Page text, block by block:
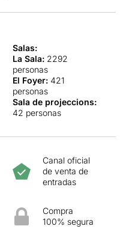
Salas:
La Sala: 2292
personas
El Foyer: 421
personas
Sala de projeccions:
42 personas
Canal oficial
de venta de
entradas
Compra
100% segura